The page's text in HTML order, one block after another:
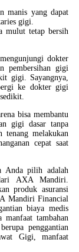
manis yang dapat
gigi.
mulut tetap bersih
dokter
pembersihan gigi
gigi. Sayangnya,
ke dokter gigi
bisa membantu
gigi dasar tanpa
melakukan
cepat saat
Anda pilih adalah
AXA Mandiri.
produk asuransi
Mandiri Financial
biaya medis
manfaat tambahan
penggantian
Gigi, manfaat